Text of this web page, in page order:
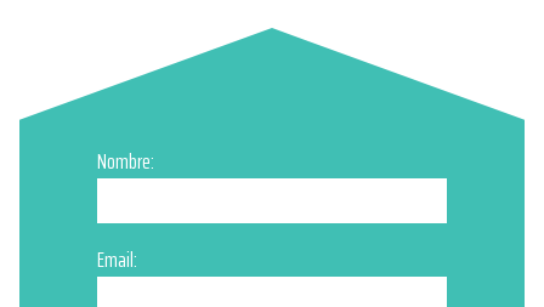
Nombre:
Email: